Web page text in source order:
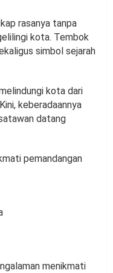
rasanya tanpa
kota. Tembok
simbol sejarah
kota dari
keberadaannya
datang
pemandangan
menikmati